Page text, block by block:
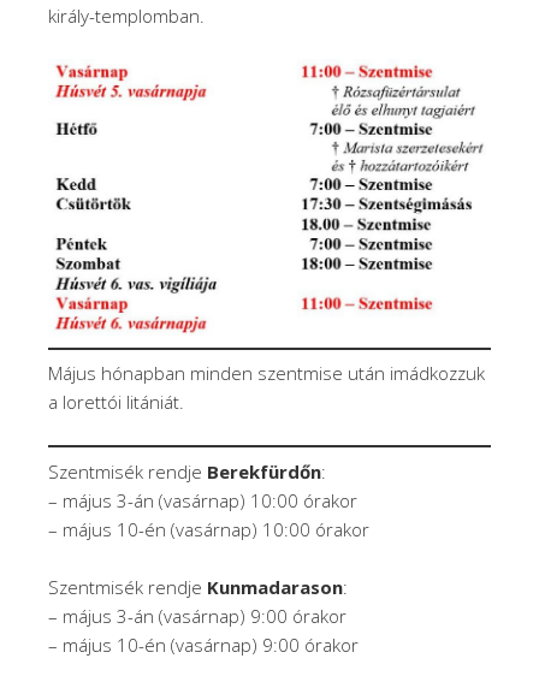
király-templomban.
Május hónapban minden szentmise után imádkozzuk
a lorettói litániát.
Szentmisék rendje Berekfürdőn:
– május 3-án (vasárnap) 10:00 órakor
– május 10-én (vasárnap) 10:00 órakor
Szentmisék rendje Kunmadarason:
– május 3-án (vasárnap) 9:00 órakor
– május 10-én (vasárnap) 9:00 órakor